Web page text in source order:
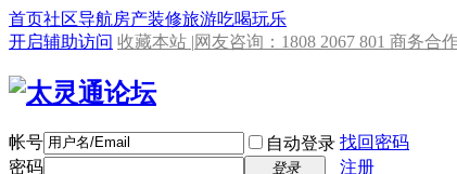
首页社区导航房产装修旅游吃喝玩乐
开启辅助访问 收藏本站 |网友咨询：1808 2067 801 商务合
帐号 自动登录 找回密码
密码
登录
注册